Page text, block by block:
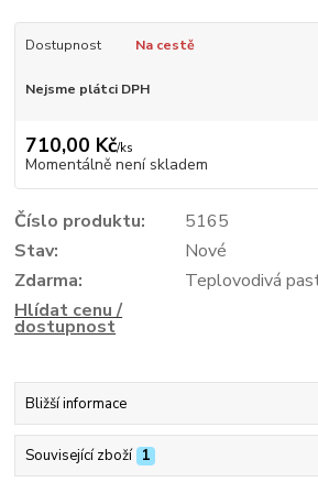
Dostupnost Na cestě
Nejsme plátci DPH
710,00 Kč/ks
Momentálně není skladem
Číslo produktu:
5165
Stav:
Nové
Zdarma:
Teplovodivá
Hlídat cenu /
dostupnost
Bližší informace
Související zboží 1